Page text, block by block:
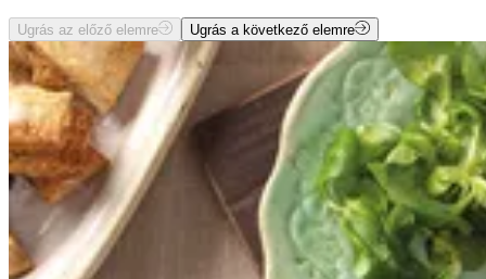
Ugrás az előző elemre Ugrás a következő elemre